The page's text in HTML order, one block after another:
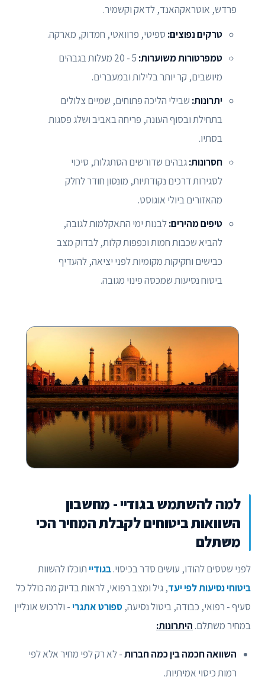
פרדש, אוטראקהאנד, לדאק וקשמיר.
טרקים נפוצים: ספיטי, פרוואטי, חמדוק, מארקה.
טמפרטורות משוערות:
5 - 20 מעלות בגבהים
מיושבים, קר יותר בלילות ובמעברים.
יתרונות: שבילי הליכה פתוחים, שמיים צלולים
בתחילת ובסוף העונה, פריחה באביב ושלג פסגות
בסתיו.
חסרונות:גבהים שדורשים הסתגלות, סיכוי
לסגירות דרכים נקודתיות, מונסון חודר לחלק
מהאזורים ביולי אוגוסט.
טיפים מהירים:לבנות ימי התאקלמות לגובה,
להביא שכבות חמות וכפפות קלות, לבדוק מצב
כבישים וחקיקות מקומיות לפני יציאה, להעדיף
ביטוח נסיעות שמכסה פינוי מגובה.
למה להשתמש בגודיי - מחשבון
השוואות ביטוחים לקבלת המחיר הכי
משתלם
לפני שטסים להודו, עושים סדר בכיסוי.בגודייתוכלו להשוות
ביטוחי נסיעות לפי יעד, גיל ומצב רפואי, לראות בדיוק מה כולל כל
סעיף - רפואי, כבודה, ביטול נסיעה, ספורט אתגרי- ולרכוש אונליין
במחיר משתלם. היתרונות:
השוואה חכמה בין כמה חברות- לא רק לפי מחיר אלא לפי
רמות כיסוי אמיתיות.